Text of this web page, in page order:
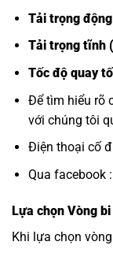
Tải trọng
Tải trọng tĩnh
Tốc độ quay
Để tìm hiểu rõ
với chúng tôi
Điện thoại cố
Qua facebook :
Lựa chọn Vòng bi
Khi lựa chọn